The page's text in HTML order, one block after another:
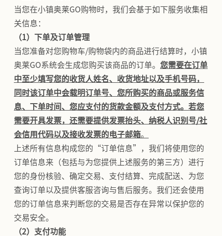
当您在小镇奥莱GO购物时，我们会基于如下服务收集相
关信息：
（1）下单及订单管理
当您准备对您购物车/购物袋内的商品进行结算时，小镇
奥莱GO系统会生成您购买该商品的订单。 您需要在订单
中至少填写您的收货人姓名、收货地址以及手机号码，
同时该订单中会载明订单号、您所购买的商品或服务信
息、下单时间、您应支付的货款金额及支付方式。若您
需要开具发票，还需要提供发票抬头、 纳税人识别号/社
会信用代码以及接收发票的电子邮箱。
上述所有信息构成您的“订单信息”，我们将使用您的
订单信息来（包括与为您提供上述服务的第三方）进行
您的身份核验、确定交易、支付结算、完成配送、为您
查询订单以及提供客服咨询与售后服务。我们还会使用
您的订单信息来判断您的交易是否存在异常以保护您的
交易安全。
（2）支付功能